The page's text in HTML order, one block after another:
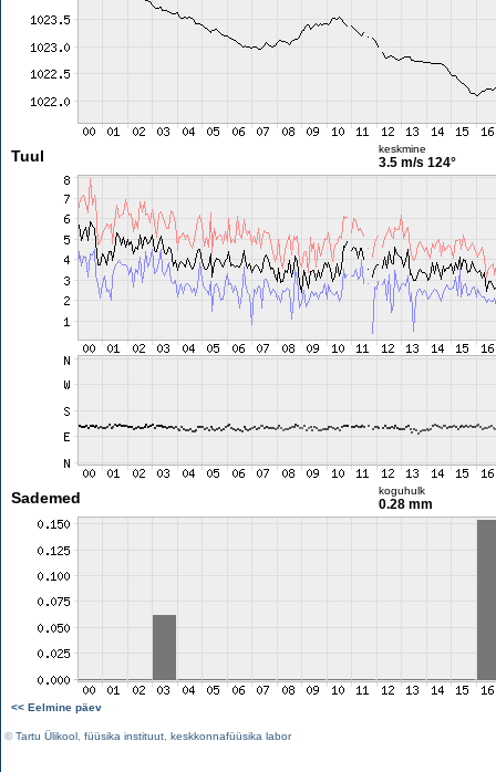
Tuul keskmine
3.5 m/s 124°
Sademed koguhulk
0.28 mm
<< Eelmine päev
©Tartu Ülikool füüsika instituut keskkonnafüüsika labor